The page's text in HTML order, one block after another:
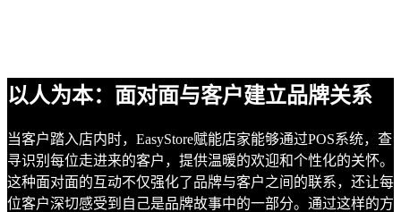
以人为本：面对面与客户建立品牌关系
当客户踏入店内时，EasyStore赋能店家能够通过POS系统，查
寻识别每位走进来的客户，提供温暖的欢迎和个性化的关怀。
这种面对面的互动不仅强化了品牌与客户之间的联系，还让每
位客户深切感受到自己是品牌故事中的一部分。通过这样的方